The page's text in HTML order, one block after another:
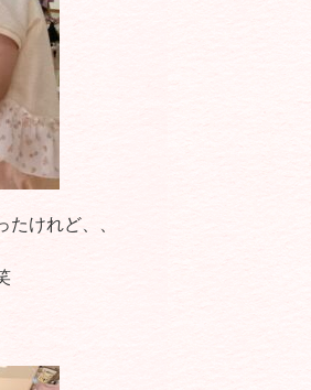
けれど、、